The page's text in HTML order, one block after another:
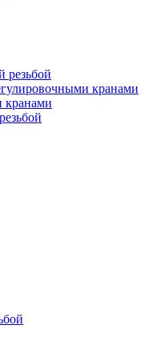
резьбой
кранами
кранами